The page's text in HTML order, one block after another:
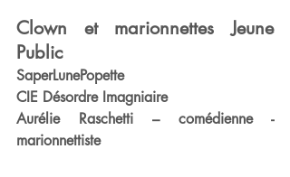
Clown et marionnettes Jeune
Public
SaperLunePopette
CIE Désordre Imagniaire
Aurélie Raschetti – comédienne -
marionnettiste